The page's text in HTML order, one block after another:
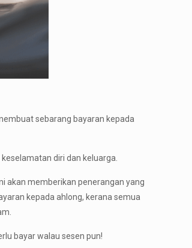
sebarang bayaran kepada
diri dan keluarga.
akan memberikan penerangan yang
kepada ahlong, kerana semua
bayar walau sesen pun!